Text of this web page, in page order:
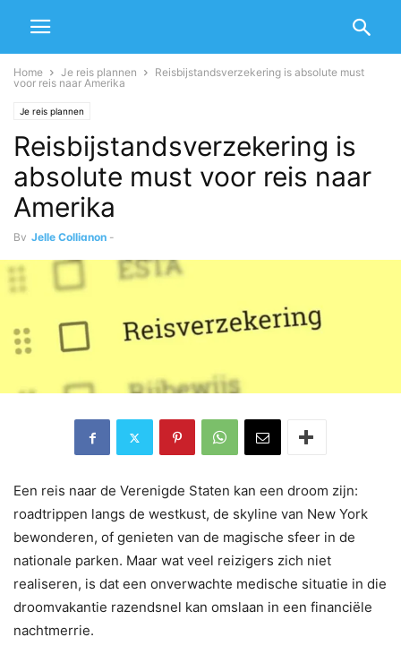
Home Je reis plannen
Reisbijstandsverzekering is absolute must
voor reis naar Amerika
Je reis plannen
Reisbijstandsverzekering is
absolute must voor reis naar
Amerika
By Jelle Collignon -
Een reis naar de Verenigde Staten kan een droom zijn:
roadtrippen langs de westkust, de skyline van New York
bewonderen, of genieten van de magische sfeer in de
nationale parken. Maar wat veel reizigers zich niet
realiseren, is dat een onverwachte medische situatie in die
droomvakantie razendsnel kan omslaan in een financiële
nachtmerrie.